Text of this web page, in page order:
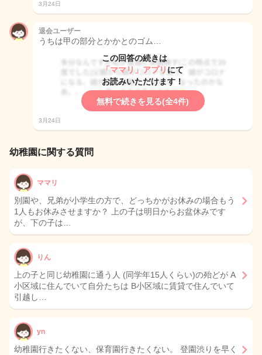
3月24日
退会ユーザー
うちは甲の部分とかかとのゴム…
この回答の続きは
「ママリ」アプリ にて
お読みいただけます！
無料で続きを見る(全4件)
3月24日
幼稚園に関する質問
ママリ
別園や、兄弟が小学生の方で、どっちかがお休みの場合もう
1人もお休みさせますか？ 上の子は明日からお盆休みです
が、下の子は…
りん
上の子と同じ幼稚園に通う人 (同学年15人くらい)の殆どが A
小区域に住んでいて自分たちは B小区域に賃貸で住んでいて
引越し…
yn
幼稚園行きたくない、保育園行きたくない。 登園渋りを早く